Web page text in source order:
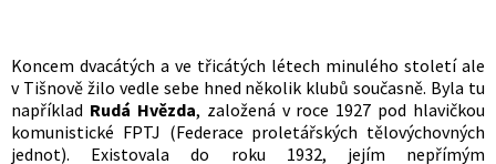
Koncem dvacátých a ve třicátých létech minulého století ale
v Tišnově žilo vedle sebe hned několik klubů současně. Byla tu
například Rudá Hvězda, založená v roce 1927 pod hlavičkou
komunistické FPTJ (Federace proletářských tělovýchovných
jednot). Existovala do roku 1932, jejím nepřímým